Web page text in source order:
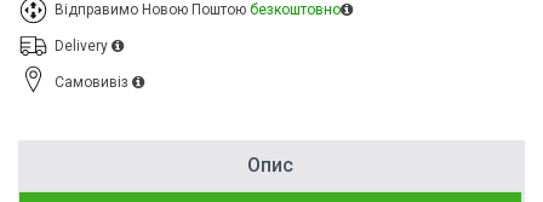
Відправимо Новою Поштою безкоштовно
Delivery
Cамовивіз
Опис